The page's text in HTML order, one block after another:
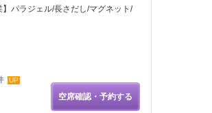
パラジェル/長さだし/マグネット/
UP
空席確認・予約する